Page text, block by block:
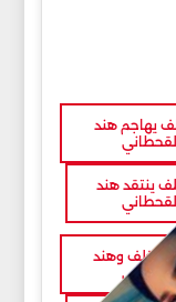
يهاجم هند
ينتقد هند
خلف وهند